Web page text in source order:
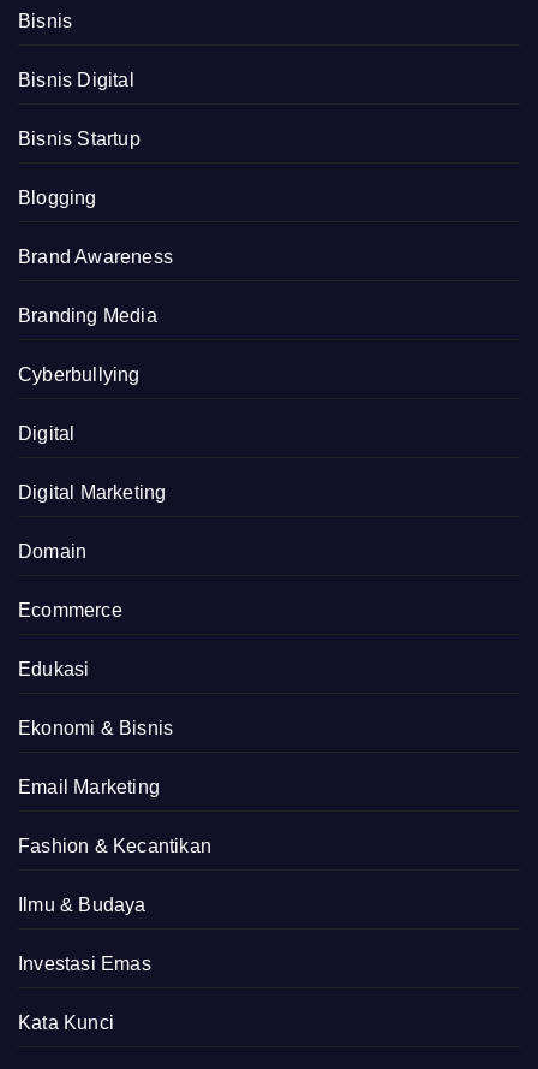
Bisnis
Bisnis Digital
Bisnis Startup
Blogging
Brand Awareness
Branding Media
Cyberbullying
Digital
Digital Marketing
Domain
Ecommerce
Edukasi
Ekonomi & Bisnis
Email Marketing
Fashion & Kecantikan
Ilmu & Budaya
Investasi Emas
Kata Kunci